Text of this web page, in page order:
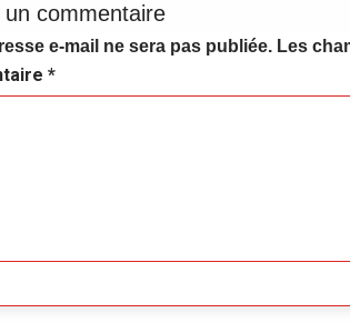
un commentaire
e-mail ne sera pas publiée. Les
*